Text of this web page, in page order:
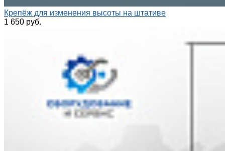
Крепёж для изменения высоты на штативе
1 650 руб.